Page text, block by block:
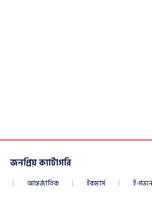
জনপ্রিয় ক্যাটাগরি
আন্তর্জাতিক ইকমার্স ই-